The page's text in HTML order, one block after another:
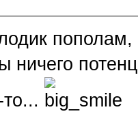
ничего